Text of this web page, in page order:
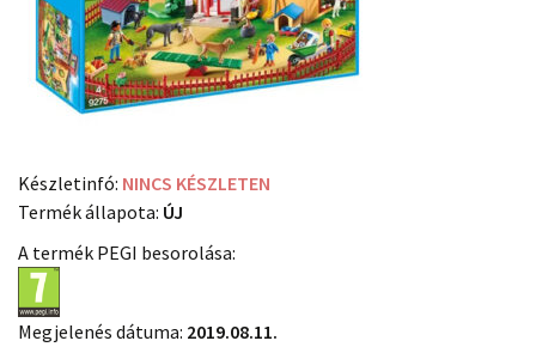
Készletinfó: NINCS KÉSZLETEN
Termék állapota: ÚJ
A termék PEGI besorolása:
Megjelenés dátuma: 2019.08.11.